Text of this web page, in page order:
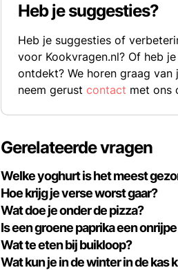
Heb je suggesties?
Heb je suggesties of
voor Kookvragen.nl? Of heb
ontdekt? We horen graag van
neem gerustcontact met ons
Gerelateerde vragen
Welke yoghurt is het meest
Hoe krijg je verse worst gaar?
Wat doe je onder de pizza?
Is een groene paprika een
Wat te eten bij buikloop?
Wat kun je in de winter in de kas